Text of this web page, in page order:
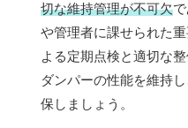
切な維持管理が不可欠
や管理者に課せられた
よる定期点検と適切な
ダンパーの性能を維持
保しましょう。